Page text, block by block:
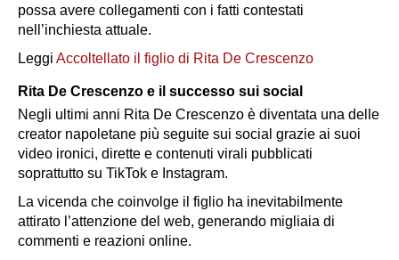
possa avere collegamenti con i fatti contestati
nell’inchiesta attuale.
Leggi Accoltellato il figlio di Rita De Crescenzo
Rita De Crescenzo e il successo sui social
Negli ultimi anni Rita De Crescenzo è diventata una delle
creator napoletane più seguite sui social grazie ai suoi
video ironici, dirette e contenuti virali pubblicati
soprattutto su TikTok e Instagram.
La vicenda che coinvolge il figlio ha inevitabilmente
attirato l’attenzione del web, generando migliaia di
commenti e reazioni online.